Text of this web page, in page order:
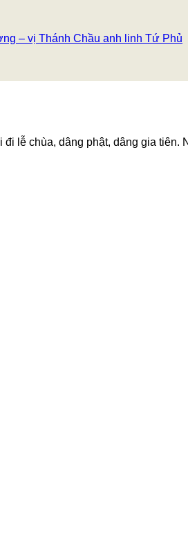
– vị Thánh Chầu anh linh Tứ Phủ
lễ chùa, dâng phật, dâng gia